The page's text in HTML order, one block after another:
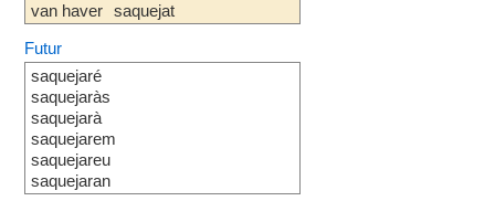
van haver saquejat
Futur
saquejaré
saquejaràs
saquejarà
saquejarem
saquejareu
saquejaran